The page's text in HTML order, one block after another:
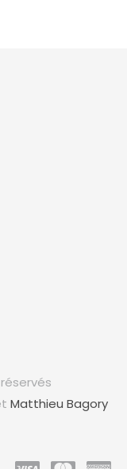
Matthieu Bagory